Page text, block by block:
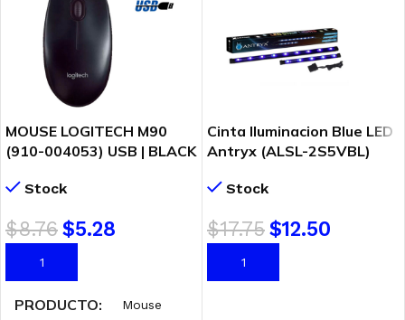
MOUSE LOGITECH M90
(910-004053) USB | BLACK
Stock
$8.76$5.28
AÑADIR AL CARRITO
PRODUCTO Mouse
Cinta Iluminacion Blue LED
Antryx (ALSL-2S5VBL)
Stock
$17.75$12.50
AÑADIR AL CARRITO